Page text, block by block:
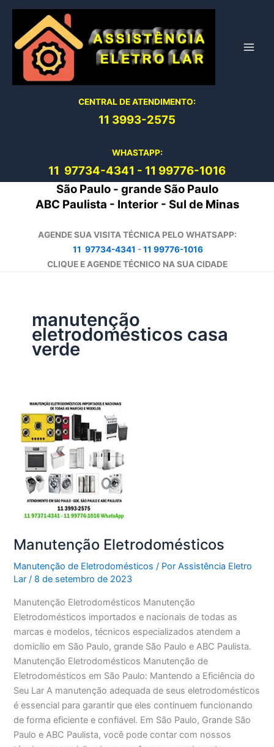
conteúdo
CENTRAL DE ATENDIMENTO:
11 3993-2575
WHASTAPP:
11 97734-4341 - 11 99776-1016
São Paulo - grande São Paulo
ABC Paulista - Interior - Sul de Minas
AGENDE SUA VISITA TÉCNICA PELO WHATSAPP:
11 97734-4341 -11 99776-1016
CLIQUE E AGENDE TÉCNICO NA SUA CIDADE
manutenção
eletrodomésticos casa
verde
Manutenção Eletrodomésticos
Manutenção de Eletrodomésticos / PorAssistência Eletro
Lar/ 8 de setembro de 2023
Manutenção Eletrodomésticos Manutenção
Eletrodomésticos importados e nacionais de todas as
marcas e modelos, técnicos especializados atendem a
domicílio em São Paulo, grande São Paulo e ABC Paulista.
Manutenção Eletrodomésticos Manutenção de
Eletrodomésticos em São Paulo: Mantendo a Eficiência do
Seu Lar A manutenção adequada de seus eletrodomésticos
é essencial para garantir que eles continuem funcionando
de forma eficiente e confiável. Em São Paulo, Grande São
Paulo e ABC Paulista, você pode contar com nossos